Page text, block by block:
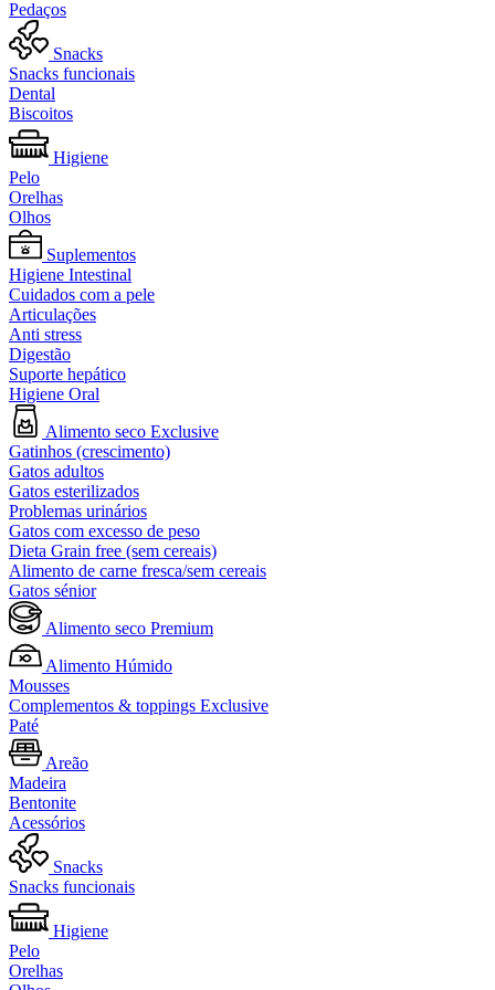
Pedaços
Snacks
Snacks funcionais
Dental
Biscoitos
Higiene
Pelo
Orelhas
Olhos
Suplementos
Higiene Intestinal
Cuidados com a pele
Articulações
Anti stress
Digestão
Suporte hepático
Higiene Oral
Alimento seco Exclusive
Gatinhos (crescimento)
Gatos adultos
Gatos esterilizados
Problemas urinários
Gatos com excesso de peso
Dieta Grain free (sem cereais)
Alimento de carne fresca/sem cereais
Gatos sénior
Alimento seco Premium
Alimento Húmido
Mousses
Complementos & toppings Exclusive
Paté
Areão
Madeira
Bentonite
Acessórios
Snacks
Snacks funcionais
Higiene
Pelo
Orelhas